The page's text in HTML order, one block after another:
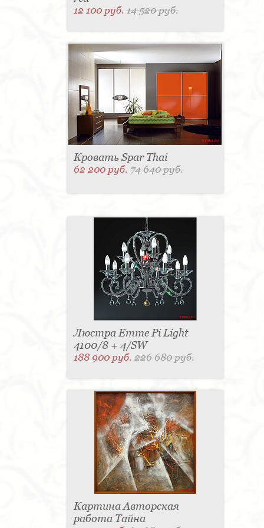
12 100 руб.14 520 руб.
Кровать Spar Thai
62 200 руб.74 640 руб.
Люстра Emme Pi Light
4100/8 + 4/SW
188 900 руб.226 680 руб.
Картина Авторская
работа Тайна